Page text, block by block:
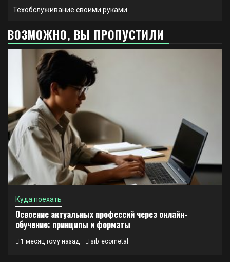
Техобслуживание своими руками
ВОЗМОЖНО, ВЫ ПРОПУСТИЛИ
Куда поехать
Освоение актуальных профессий через онлайн-
обучение: принципы и форматы
1 месяц тому назад sib_ecometal